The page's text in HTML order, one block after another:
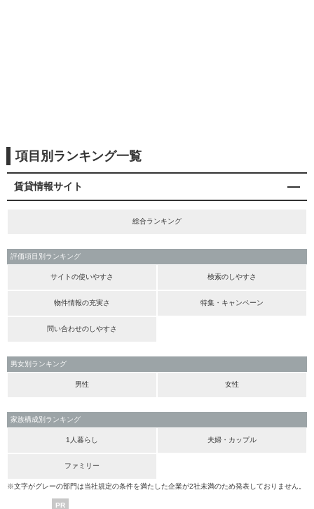
項目別ランキング一覧
賃貸情報サイト
総合ランキング
評価項目別ランキング
サイトの使いやすさ 検索のしやすさ
物件情報の充実さ 特集・キャンペーン
問い合わせのしやすさ
男女別ランキング
男性 女性
家族構成別ランキング
1人暮らし 夫婦・カップル
ファミリー
※文字がグレーの部門は当社規定の条件を満たした企業が2社未満のため発表しておりません。
PR